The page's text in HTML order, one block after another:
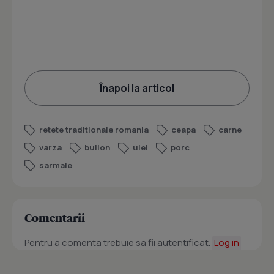
Înapoi la articol
retete traditionale romania ceapa
carne
varza
bulion ulei
porc
sarmale
Comentarii
Pentru a comenta trebuie sa fii autentificat. Log in